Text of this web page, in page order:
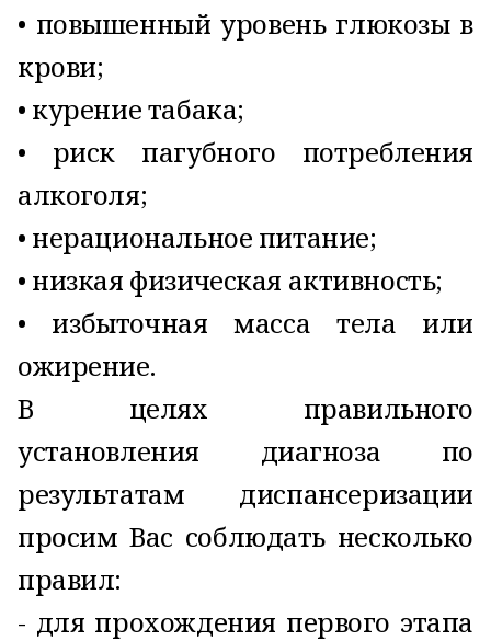
• повышенный уровень глюкозы в
крови;
• курение табака;
• риск пагубного потребления
алкоголя;
• нерациональное питание;
• низкая физическая активность;
• избыточная масса тела или
ожирение.
В целях правильного
установления диагноза по
результатам диспансеризации
просим Вас соблюдать несколько
правил:
- для прохождения первого этапа